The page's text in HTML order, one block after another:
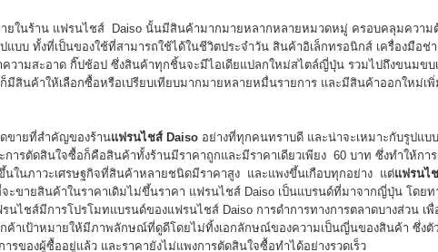
าน แฟรนไชส์ Daiso นั้นมีสินค้ามากมายหลากหลายหมวดหมู่ ครอบคลุมความต้
แบบ ทั้งที่เป็นของใช้ที่สามารถใช้ได้ในชีวิตประจำวัน สินค้าอิเล็กทรอนิกส์ เครื่องมือช่
วามสะอาด กิ๊ปช้อป ซึ่งสินค้าทุกชิ้นจะมีไอเดียแปลกใหม่สไตล์ญี่ปุ่น รวมไปถึงขนมขบ
มีสินค้าให้เลือกซื้อหรือเปรียบเทียบมากมายหลายหมื่นรายการ และมีสินค้าออกใหม่เ
ที่สำคัญของร้านแฟรนไชส์ Daiso อย่างที่ทุกคนทราบดี และน่าจะเหมาะกับรูปแบ
การตัดสินใจซื้อก็คือสินค้าทั้งร้านมีราคาถูกและมีราคาเดียวเพียง 60 บาท ซึ่งทำให้กา
นในภาวะเศรษฐกิจที่สินค้าหลายชนิดมีราคาสูง และแพงขึ้นเกือบทุกอย่าง แต่แฟรนไ
ะขายสินค้าในราคาเดิมไม่ขึ้นราคา แฟรนไชส์ Daiso เป็นแบรนด์ที่มาจากญี่ปุ่น โดยท
นไชส์มีการโปรโมทแบรนด์ของแฟรนไชส์ Daiso การดำการทางการตลาดบางส่วน เพื่
ค้าเป้าหมายให้มีภาพลักษณ์ที่ดูดีโดยไม่ทิ้งเอกลักษณ์ของความเป็นญี่นของสินค้า ซึ่ง
ารของผู้ซื้ออยู่แล้ว และราคายังไม่แพงการตัดสินใจซื้อทำได้อย่างรวดเร็ว